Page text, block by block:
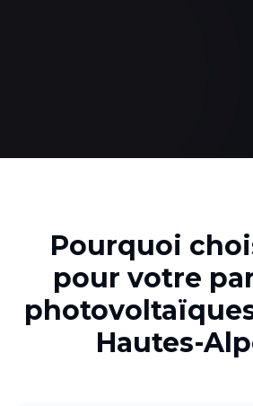
Pourquoi
pour votre
Hautes-